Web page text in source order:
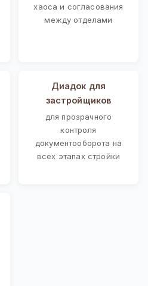
хаоса и согласования
между отделами
Диадок для
застройщиков
для прозрачного
контроля
документооборота на
всех этапах стройки